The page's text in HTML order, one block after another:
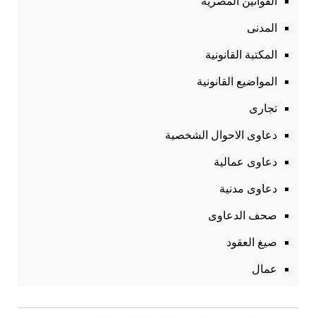
المدنى
المكتبة القانونية
المواضيع القانونية
تجارى
دعاوى الاحوال الشخصية
دعاوى عمالية
دعاوى مدنية
صحف الدعاوى
صيغ العقود
عمال